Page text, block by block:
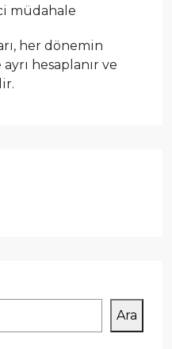
müdahale
her dönemin
hesaplanır ve
Ara